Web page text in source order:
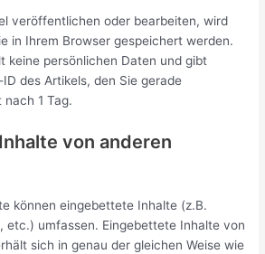
veröffentlichen oder bearbeiten, wird
in Ihrem Browser gespeichert werden.
keine persönlichen Daten und gibt
des Artikels, den Sie gerade
1 Tag.
von anderen
können eingebettete Inhalte (z.B.
etc.) umfassen. Eingebettete Inhalte von
sich in genau der gleichen Weise wie